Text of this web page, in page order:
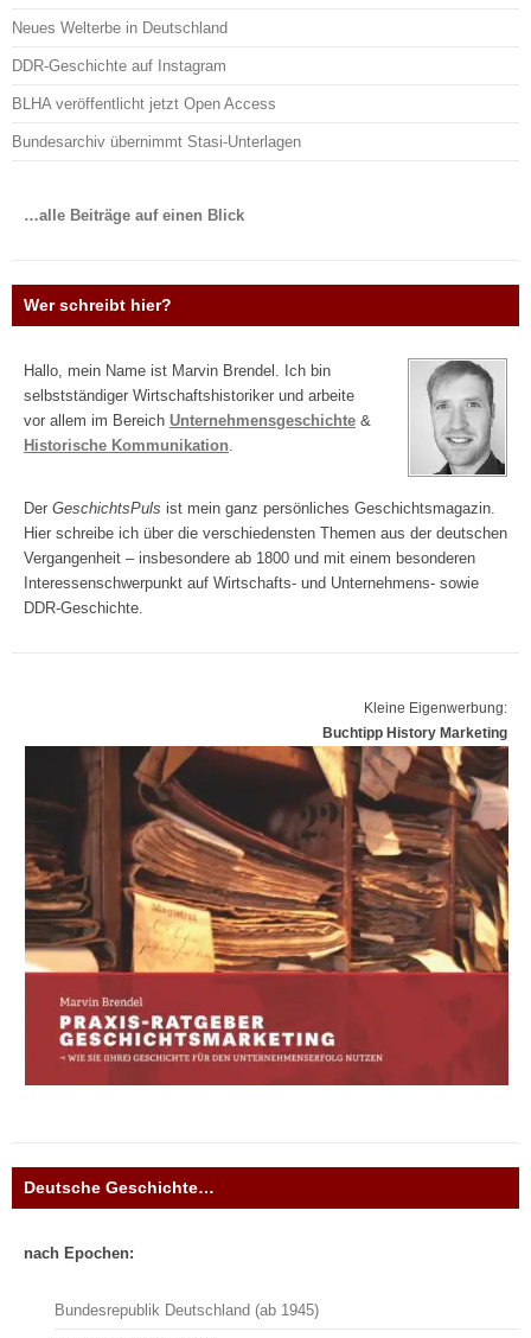
Neues Welterbe in Deutschland
DDR-Geschichte auf Instagram
BLHA veröffentlicht jetzt Open Access
Bundesarchiv übernimmt Stasi-Unterlagen
…alle Beiträge auf einen Blick
Wer schreibt hier?
Hallo, mein Name ist Marvin Brendel. Ich bin
selbstständiger Wirtschaftshistoriker und arbeite
vor allem im Bereich Unternehmensgeschichte &
Historische Kommunikation
Der GeschichtsPuls ist mein ganz persönliches Geschichtsmagazin.
Hier schreibe ich über die verschiedensten Themen aus der deutschen
Vergangenheit – insbesondere ab 1800 und mit einem besonderen
Interessenschwerpunkt auf Wirtschafts- und Unternehmens- sowie
DDR-Geschichte.
Kleine Eigenwerbung:
Buchtipp History Marketing
Deutsche Geschichte…
nach Epochen:
Bundesrepublik Deutschland (ab 1945)